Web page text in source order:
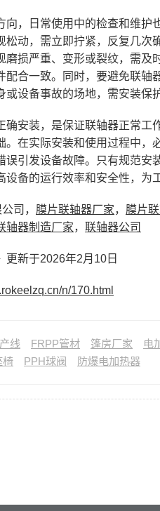
向，日常使用中的检查和维
松动，需立即拧紧，反复几
磨损严重、变形或裂纹，需
配合一致。同时，要避免联
或设备事故的场地，需安装保
确安装，是保证联轴器正常
。在实际安装和使用过程中
误引发设备故障。只有规范
备的运行效率和安全性，为
司， 膜片联轴器厂家， 膜片
轴器制造厂家， 联轴器公司
更新于2026年2月10日
n/170.html
线 FRPP管材 篷房厂家 电
椅 PPH球阀 防爆电加热器